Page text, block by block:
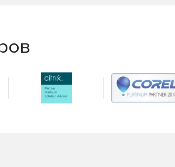
и web-приложениями .NET и источниками